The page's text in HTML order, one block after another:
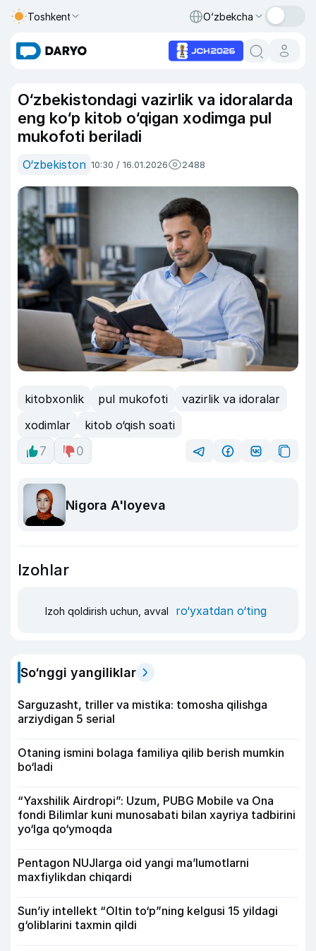
Toshkent O‘zbekcha
O‘zbekistondagi vazirlik va idoralarda
eng ko‘p kitob o‘qigan xodimga pul
mukofoti beriladi
O‘zbekiston 10:30 / 16.01.2026 2488
kitobxonlik pul mukofoti
vazirlik va idoralar
xodimlar
kitob o‘qish soati
7
0
Nigora A'loyeva
Izohlar
Izoh qoldirish uchun, avval ro‘yxatdan o‘ting
So‘nggi yangiliklar
Sarguzasht, triller va mistika: tomosha qilishga
arziydigan 5 serial
Otaning ismini bolaga familiya qilib berish mumkin
bo‘ladi
“Yaxshilik Airdropi”: Uzum, PUBG Mobile va Ona
fondi Bilimlar kuni munosabati bilan xayriya tadbirini
yo‘lga qo‘ymoqda
Pentagon NUJlarga oid yangi maʼlumotlarni
maxfiylikdan chiqardi
Sun’iy intellekt “Oltin to‘p”ning kelgusi 15 yildagi
g‘oliblarini taxmin qildi